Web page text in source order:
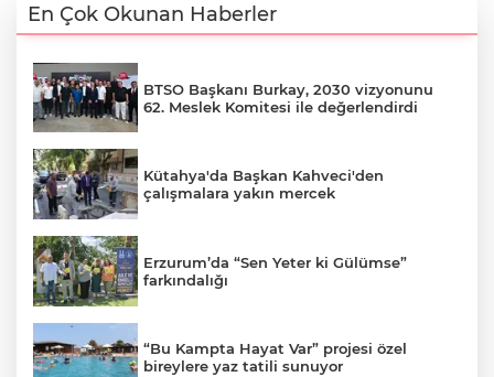
En Çok Okunan Haberler
BTSO Başkanı Burkay, 2030 vizyonunu
62. Meslek Komitesi ile değerlendirdi
Kütahya'da Başkan Kahveci'den
çalışmalara yakın mercek
Erzurum’da “Sen Yeter ki Gülümse”
farkındalığı
“Bu Kampta Hayat Var” projesi özel
bireylere yaz tatili sunuyor